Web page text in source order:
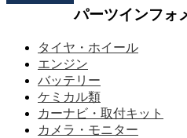
パーツインフォ
タイヤ・ホイール
エンジン
バッテリー
ケミカル類
カーナビ・取付キット
カメラ・モニター